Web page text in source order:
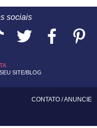
sociais
SITE/BLOG
CONTATO /ANUNCIE